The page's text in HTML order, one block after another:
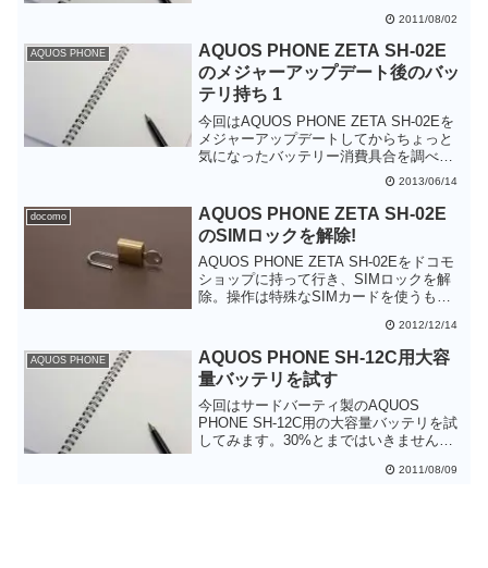
2011/08/02
AQUOS PHONE
AQUOS PHONE ZETA SH-02E
のメジャーアップデート後のバッ
テリ持ち 1
今回はAQUOS PHONE ZETA SH-02Eを
メジャーアップデートしてからちょっと
気になったバッテリー消費具合を調べて
みました。メジャーアップデート後にち
ょっとバッテリーの持ちが悪くなった気
がしますが、気のせいでしょうか？
2013/06/14
docomo
AQUOS PHONE ZETA SH-02E
のSIMロックを解除!
AQUOS PHONE ZETA SH-02Eをドコモ
ショップに持って行き、SIMロックを解
除。操作は特殊なSIMカードを使うもの
2012/12/14
AQUOS PHONE
AQUOS PHONE SH-12C用大容
量バッテリを試す
今回はサードバーティ製のAQUOS
PHONE SH-12C用の大容量バッテリを試
してみます。30%とまではいきませんが1
2011/08/09